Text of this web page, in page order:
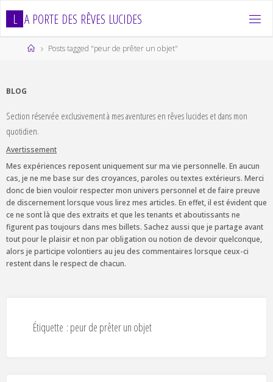
L A PORTE DES RÊVES LUCIDES
HomePosts tagged "peur de prêter un objet"
BLOG
Section réservée exclusivement à mes aventures en rêves lucides et dans mon
quotidien.
Avertissement
Mes expériences reposent uniquement sur ma vie personnelle. En aucun
cas, je ne me base sur des croyances, paroles ou textes extérieurs. Merci
donc de bien vouloir respecter mon univers personnel et de faire preuve
de discernement lorsque vous lirez mes articles. En effet, il est évident que
ce ne sont là que des extraits et que les tenants et aboutissants ne
figurent pas toujours dans mes billets. Sachez aussi que je partage avant
tout pour le plaisir et non par obligation ou notion de devoir quelconque,
alors je participe volontiers au jeu des commentaires lorsque ceux-ci
restent dans le respect de chacun.
Étiquette : peur de prêter un objet